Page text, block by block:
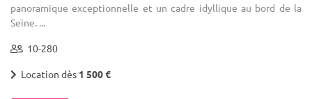
panoramique exceptionnelle et un cadre idyllique au bord de la
Seine. ...
10-280
Location dès 1 500 €